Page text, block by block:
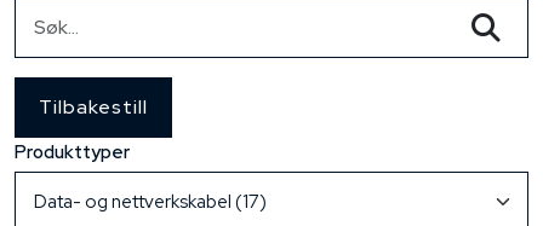
Tilbakestill
Produkttyper